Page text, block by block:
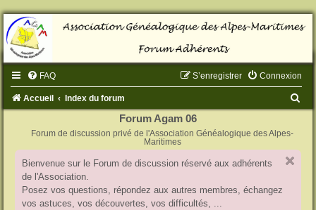
FAQ Connexion
S’enregistrer
Accueil Index du forum
Forum Agam 06
Forum de discussion privé de l'Association Généalogique des Alpes-
Maritimes
Bienvenue sur le Forum de discussion réservé aux adhérents
de l'Association.
Posez vos questions, répondez aux autres membres, échangez
vos astuces, vos découvertes, vos difficultés, ...